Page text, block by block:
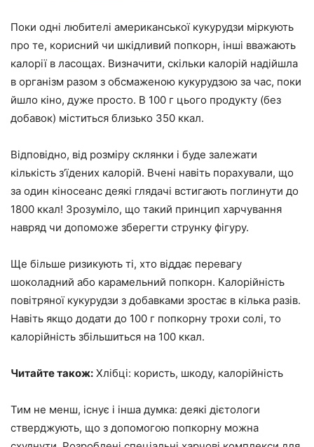
Поки одні любителі американської кукурудзи міркують
про те, корисний чи шкідливий попкорн, інші вважають
калорії в ласощах. Визначити, скільки калорій надійшла
в організм разом з обсмаженою кукурудзою за час, поки
йшло кіно, дуже просто. В 100 г цього продукту (без
добавок) міститься близько 350 ккал.
Відповідно, від розміру склянки і буде залежати
кількість з’їдених калорій. Вчені навіть порахували, що
за один кіносеанс деякі глядачі встигають поглинути до
1800 ккал! Зрозуміло, що такий принцип харчування
навряд чи допоможе зберегти струнку фігуру.
Ще більше ризикують ті, хто віддає перевагу
шоколадний або карамельний попкорн. Калорійність
повітряної кукурудзи з добавками зростає в кілька разів.
Навіть якщо додати до 100 г попкорну трохи солі, то
калорійність збільшиться на 100 ккал.
Читайте також: Хлібці: користь, шкоду, калорійність
Тим не менш, існує і інша думка: деякі дієтологи
стверджують, що з допомогою попкорну можна